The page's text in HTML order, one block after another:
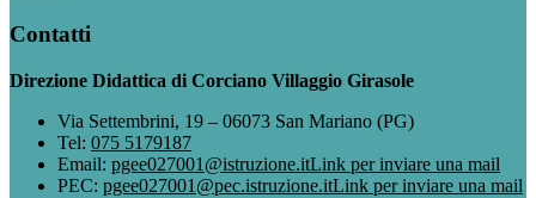
Contatti
Direzione Didattica di Corciano Villaggio Girasole
Via Settembrini, 19 – 06073 San Mariano (PG)
Tel: 075 5179187
Email: pgee027001@istruzione.itLink per inviare una mail
PEC: pgee027001@pec.istruzione.itLink per inviare una mail